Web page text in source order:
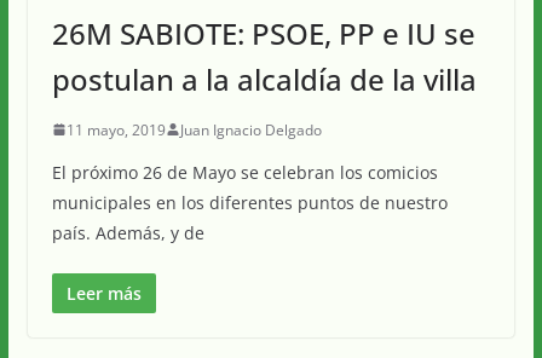
26M SABIOTE: PSOE, PP e IU se
postulan a la alcaldía de la villa
11 mayo, 2019 Juan Ignacio Delgado
El próximo 26 de Mayo se celebran los comicios
municipales en los diferentes puntos de nuestro
país. Además, y de
Leer más